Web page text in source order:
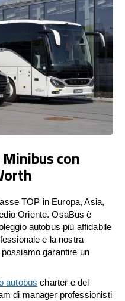
con
TOP in Europa, Asia,
Oriente. OsaBus è
autobus più affidabile
e la nostra
garantire un
autobus charter e del
di manager professionisti